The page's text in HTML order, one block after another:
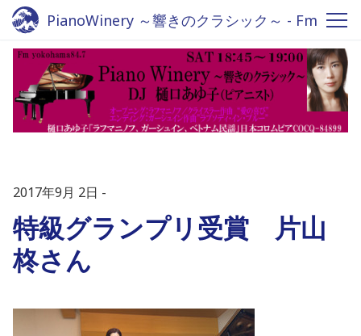
PianoWinery ～響きのクラシック～ - Fm
yokohama 84.7
2017年9月 2日
特級グランプリ受賞 片山
柊さん